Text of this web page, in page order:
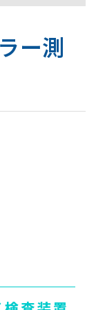
ー測